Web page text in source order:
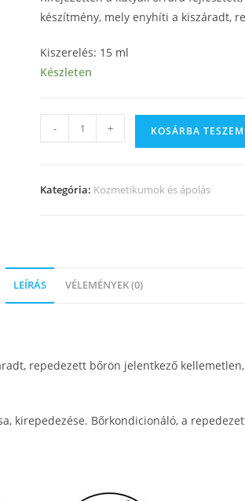
készítmény, mely enyhíti a kiszáradt,
Kiszerelés: 15 ml
Készleten
- + KOSÁRBA TESZEM
Kategória: Kozmetikumok és ápolás
LEÍRÁS VÉLEMÉNYEK (0)
repedezett bőrön jelentkező
kirepedezése. Bőrkondicionáló, a